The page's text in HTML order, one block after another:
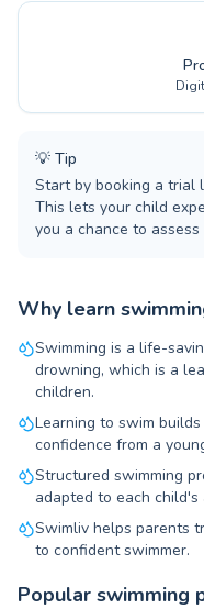
💡 Tip
Start by booking a trial
This lets your child
you a chance to
Why learn
Swimming is a life-
drowning, which is a
children.
Learning to swim
confidence from a
Structured swimming
adapted to each child's
Swimliv helps parents
to confident swimmer.
Popular swimming